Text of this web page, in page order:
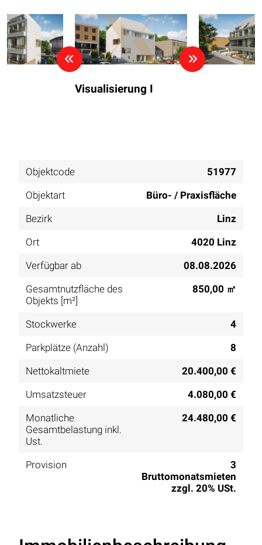
Visualisierung I
Objektcode
51977
Objektart
Büro- / Praxisfläche
Bezirk
Linz
Ort
4020 Linz
Verfügbar ab
08.08.2026
Gesamtnutzfläche des
Objekts [m²]
850,00 ㎡
Stockwerke
4
Parkplätze (Anzahl)
8
Nettokaltmiete
20.400,00 €
Umsatzsteuer
4.080,00 €
Monatliche
Gesamtbelastung inkl.
Ust.
24.480,00 €
Provision
3
Bruttomonatsmieten
zzgl. 20% USt.